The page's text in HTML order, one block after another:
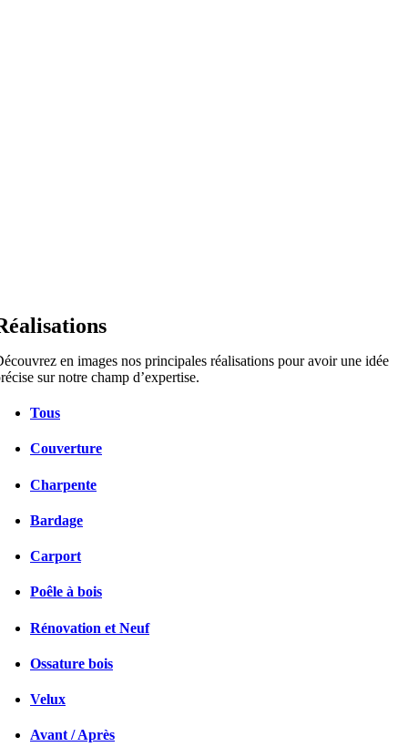
en images nos principales réalisations pour avoir une idée
sur notre champ d’expertise.
Tous
Couverture
Charpente
Bardage
Carport
Poêle à bois
Rénovation et Neuf
Ossature bois
Velux
Avant / Après